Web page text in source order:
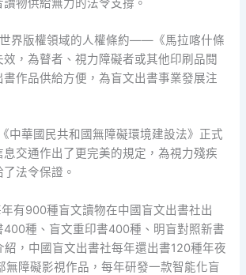
物供給無力的法令支撐。
界版權領域的人權條約——《馬拉喀什條
，為瞽者、視力障礙者或其他印刷品閱
作品供給方便，為盲文出書事業發展注
中華國民共和國無障礙環境建設法》正式
交通作出了更完美的規定，為視力殘疾
法令保證。
年有900種盲文讀物在中國盲文出書社出
400種、盲文重印書400種、明盲對照新書
紹，中國盲文出書社每年還出書120種年夜
無障礙影視作品，每年研發一款智能化盲